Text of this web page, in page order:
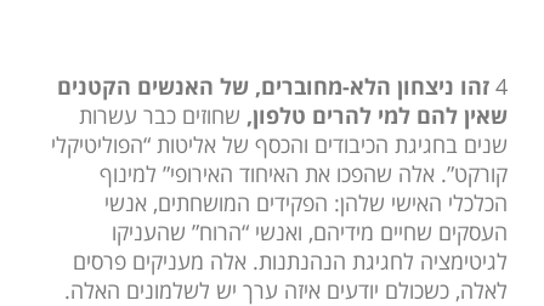
4 זהו ניצחון הלא-מחוברים, של האנשים הקטנים
שאין להם למי להרים טלפון, שחוזים כבר עשרות
שנים בחגיגת הכיבודים והכסף של אליטות “הפוליטיקלי
קורקט”. אלה שהפכו את האיחוד האירופי” למינוף
הכלכלי האישי שלהן: הפקידים המושחתים, אנשי
העסקים שחיים מידיהם, ואנשי “הרוח” שהעניקו
לגיטימציה לחגיגת הנהנתנות. אלה מעניקים פרסים
לאלה, כשכולם יודעים איזה ערך יש לשלמונים האלה.